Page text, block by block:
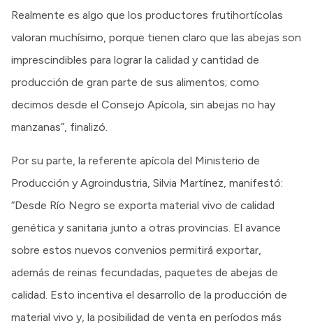
Realmente es algo que los productores frutihortícolas
valoran muchísimo, porque tienen claro que las abejas son
imprescindibles para lograr la calidad y cantidad de
producción de gran parte de sus alimentos; como
decimos desde el Consejo Apícola, sin abejas no hay
manzanas”, finalizó.
Por su parte, la referente apícola del Ministerio de
Producción y Agroindustria, Silvia Martínez, manifestó:
“Desde Río Negro se exporta material vivo de calidad
genética y sanitaria junto a otras provincias. El avance
sobre estos nuevos convenios permitirá exportar,
además de reinas fecundadas, paquetes de abejas de
calidad. Esto incentiva el desarrollo de la producción de
material vivo y, la posibilidad de venta en períodos más